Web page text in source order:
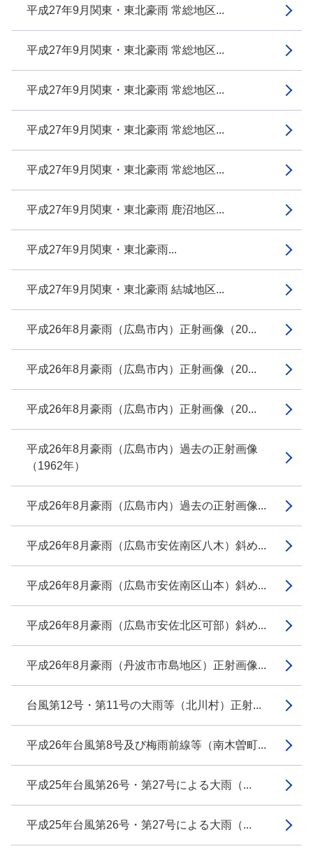
平成27年9月関東・東北豪雨 常総地区...
平成27年9月関東・東北豪雨 常総地区...
平成27年9月関東・東北豪雨 常総地区...
平成27年9月関東・東北豪雨 常総地区...
平成27年9月関東・東北豪雨 常総地区...
平成27年9月関東・東北豪雨 鹿沼地区...
平成27年9月関東・東北豪雨...
平成27年9月関東・東北豪雨 結城地区...
平成26年8月豪雨（広島市内）正射画像（20...
平成26年8月豪雨（広島市内）正射画像（20...
平成26年8月豪雨（広島市内）正射画像（20...
平成26年8月豪雨（広島市内）過去の正射画像
（1962年）
平成26年8月豪雨（広島市内）過去の正射画像...
平成26年8月豪雨（広島市安佐南区八木）斜め...
平成26年8月豪雨（広島市安佐南区山本）斜め...
平成26年8月豪雨（広島市安佐北区可部）斜め...
平成26年8月豪雨（丹波市市島地区）正射画像...
台風第12号・第11号の大雨等（北川村）正射...
平成26年台風第8号及び梅雨前線等（南木曽町...
平成25年台風第26号・第27号による大雨（...
平成25年台風第26号・第27号による大雨（...